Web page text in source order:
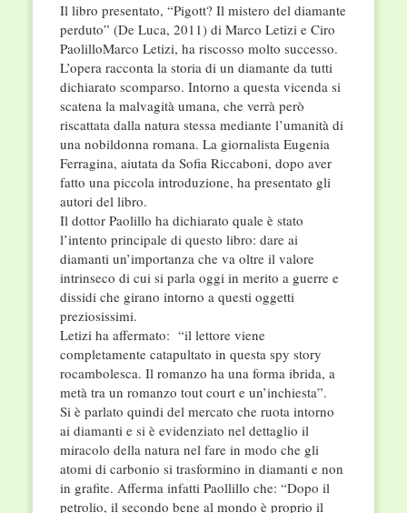
Il libro presentato, “Pigott? Il mistero del diamante
perduto” (De Luca, 2011) di Marco Letizi e Ciro
PaolilloMarco Letizi, ha riscosso molto successo.
L’opera racconta la storia di un diamante da tutti
dichiarato scomparso. Intorno a questa vicenda si
scatena la malvagità umana, che verrà però
riscattata dalla natura stessa mediante l’umanità di
una nobildonna romana. La giornalista Eugenia
Ferragina, aiutata da Sofia Riccaboni, dopo aver
fatto una piccola introduzione, ha presentato gli
autori del libro.
Il dottor Paolillo ha dichiarato quale è stato
l’intento principale di questo libro: dare ai
diamanti un’importanza che va oltre il valore
intrinseco di cui si parla oggi in merito a guerre e
dissidi che girano intorno a questi oggetti
preziosissimi.
Letizi ha affermato: “il lettore viene
completamente catapultato in questa spy story
rocambolesca. Il romanzo ha una forma ibrida, a
metà tra un romanzo tout court e un’inchiesta”.
Si è parlato quindi del mercato che ruota intorno
ai diamanti e si è evidenziato nel dettaglio il
miracolo della natura nel fare in modo che gli
atomi di carbonio si trasformino in diamanti e non
in grafite. Afferma infatti Paollillo che: “Dopo il
petrolio, il secondo bene al mondo è proprio il